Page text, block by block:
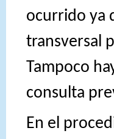
ocurrido ya
transversal
Tampoco
consulta
En el